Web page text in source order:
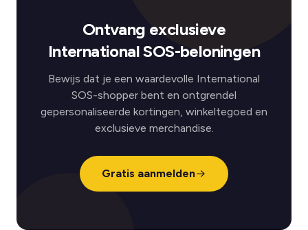
Ontvang exclusieve
International SOS-beloningen
Bewijs dat je een waardevolle International
SOS-shopper bent en ontgrendel
gepersonaliseerde kortingen, winkeltegoed en
exclusieve merchandise.
Gratis aanmelden